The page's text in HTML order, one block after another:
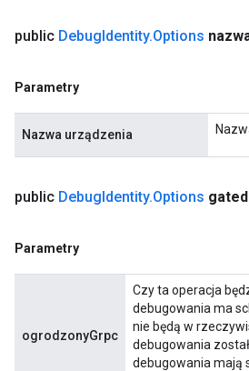
public DebugIdentity.Options
Parametry
Nazwa urządzenia
public DebugIdentity.Options gated
Parametry
ogrodzonyGrpc
Czy ta operacja
debugowania ma
nie będą w
debugowania
debugowania mają